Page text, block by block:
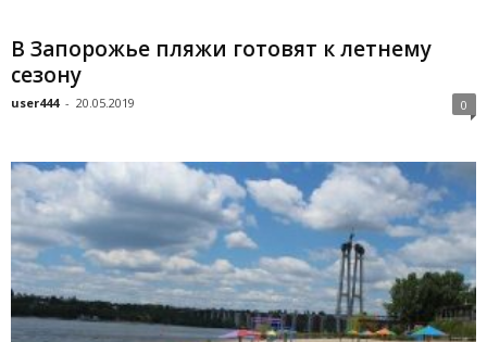
В Запорожье пляжи готовят к летнему
сезону
user444 - 20.05.2019 0